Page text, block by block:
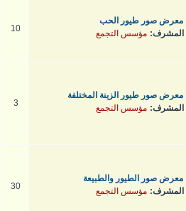
معرض صور طيور الحب
المشرف: مؤسس التجمع
10
معرض صور طيور الزينة المختلفة
المشرف: مؤسس التجمع 3
معرض صور الطيور والطبيعة
المشرف: مؤسس التجمع 30